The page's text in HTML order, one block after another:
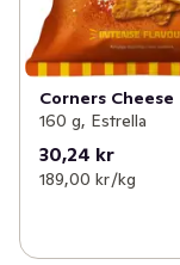
Corners Cheese
160 g, Estrella
30,24 kr
189,00 kr /kg